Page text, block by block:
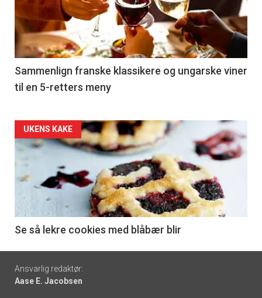
nå
-
5
Sammenlign franske klassikere og ungarske viner
til en 5-retters meny
Forsiden
akkurat
nå
6
UKENS KAKE
Se så lekre cookies med blåbær blir
Footer
-
Ansvarlig redaktør:
Aase E. Jacobsen